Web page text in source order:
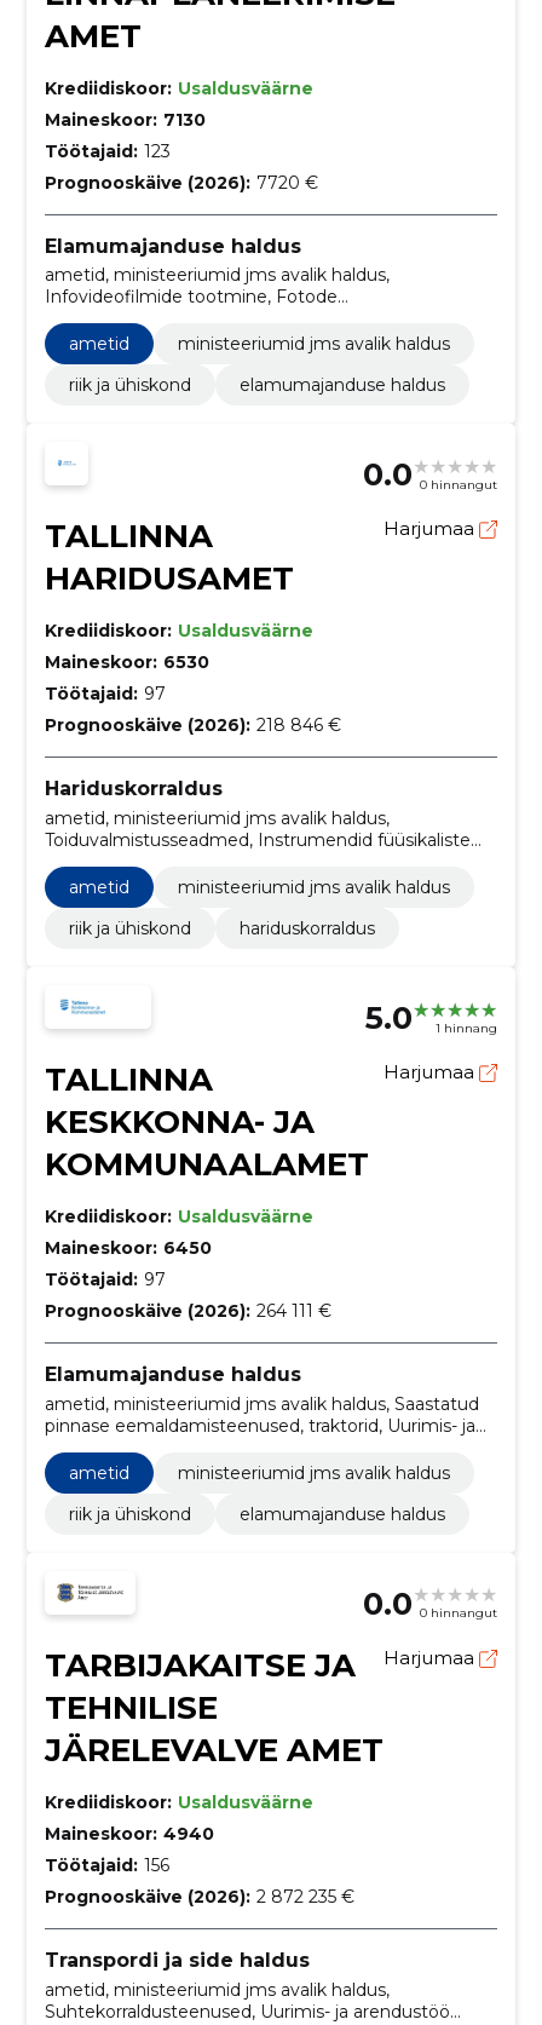
AMET
Krediidiskoor: Usaldusväärne
Maineskoor: 7130
Töötajaid: 123
Prognooskäive (2026): 7720 €
Elamumajanduse haldus
ametid, ministeeriumid jms avalik haldus,
Infovideofilmide tootmine, Fotode
töötlemisteenused, Kunstiteosed, Linnaplaneerimis-
ja maastikuarhitektuuriteenused, Tarkvara
nõustamisteenused, Arhitektuuri-, insener-tehnilise
projekteerimise ja maamõõtmisteenused, Tarkvara
ametid
ministeeriumid jms avalik haldus
riik ja ühiskond
elamumajanduse haldus
0.0 0 hinnangut
TALLINNA
HARIDUSAMET
Harjumaa
Krediidiskoor: Usaldusväärne
Maineskoor: 6530
Töötajaid: 97
Prognooskäive (2026): 218 846 €
Hariduskorraldus
ametid, ministeeriumid jms avalik haldus,
Toiduvalmistusseadmed, Instrumendid füüsikaliste
näitajate kontrollimiseks, Tuletõrje häiresüsteemi
paigaldustööd, Kohaliku arvutivõrgu teenused,
Tahvlid kirjutamiseks või joonistamiseks või kirjutamis-
ja joonistamisvahendid, Lasteaedade ehitustööd,
ametid
ministeeriumid jms avalik haldus
riik ja ühiskond
hariduskorraldus
5.0 1 hinnang
TALLINNA
KESKKONNA- JA
KOMMUNAALAMET
Harjumaa
Krediidiskoor: Usaldusväärne
Maineskoor: 6450
Töötajaid: 97
Prognooskäive (2026): 264 111 €
Elamumajanduse haldus
ametid, ministeeriumid jms avalik haldus, Saastatud
pinnase eemaldamisteenused, traktorid, Uurimis- ja
eksperimentaalarendustöö teenused, Kunstiteosed,
Muud ehitusviimistlustööd, Prügi ja jäätmetega
seotud teenused, tänavapuhastusteenused, Teede
liikluskorraldusseadmed
ametid
ministeeriumid jms avalik haldus
riik ja ühiskond
elamumajanduse haldus
0.0 0 hinnangut
TARBIJAKAITSE JA
TEHNILISE
JÄRELEVALVE AMET
Harjumaa
Krediidiskoor: Usaldusväärne
Maineskoor: 4940
Töötajaid: 156
Prognooskäive (2026): 2 872 235 €
Transpordi ja side haldus
ametid, ministeeriumid jms avalik haldus,
Suhtekorraldusteenused, Uurimis- ja arendustöö